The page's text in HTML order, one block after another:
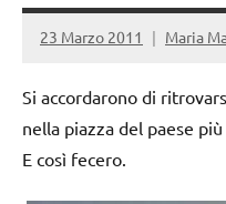
23 Marzo 2011 Maria
Si accordarono di
nella piazza del paese più
E così fecero.